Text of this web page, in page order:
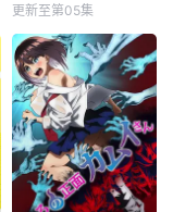
更新至第05集